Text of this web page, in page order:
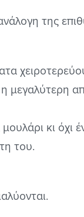
της
μεγαλύτερη
κι όχι
του.